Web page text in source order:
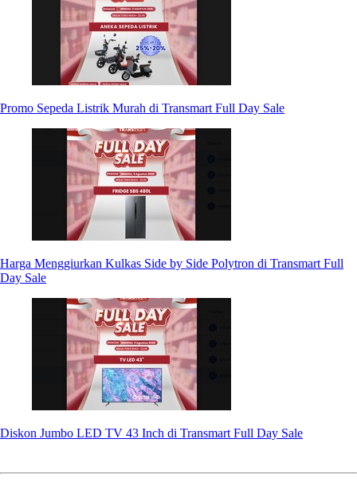
Promo Sepeda Listrik Murah di Transmart Full Day Sale
Harga Menggiurkan Kulkas Side by Side Polytron di Transmart Full
Day Sale
Diskon Jumbo LED TV 43 Inch di Transmart Full Day Sale